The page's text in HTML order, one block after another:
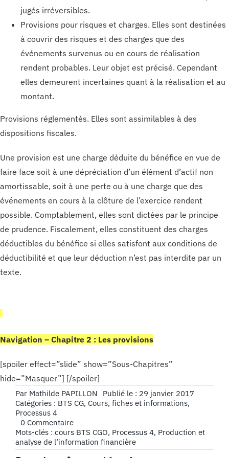
jugés irréversibles.
Provisions pour risques et charges. Elles sont destinées
à couvrir des risques et des charges que des
événements survenus ou en cours de réalisation
rendent probables. Leur objet est précisé. Cependant
elles demeurent incertaines quant à la réalisation et au
montant.
Provisions réglementés. Elles sont assimilables à des
dispositions fiscales.
Une provision est une charge déduite du bénéfice en vue de
faire face soit à une dépréciation d’un élément d’actif non
amortissable, soit à une perte ou à une charge que des
événements en cours à la clôture de l’exercice rendent
possible. Comptablement, elles sont dictées par le principe
de prudence. Fiscalement, elles constituent des charges
déductibles du bénéfice si elles satisfont aux conditions de
déductibilité et que leur déduction n’est pas interdite par un
texte.
Navigation – Chapitre 2 : Les provisions
[spoiler effect=”slide” show=”Sous-Chapitres”
hide=”Masquer”] [/spoiler]
Par Mathilde PAPILLON
Publié le : 29 janvier 2017
Catégories : BTS CG, Cours, fiches et informations,
Processus 4
0 Commentaireon
Provisions,
Définition
et
Mots-clés : cours BTS CGO, Processus 4, Production et
analyse de l’information financière